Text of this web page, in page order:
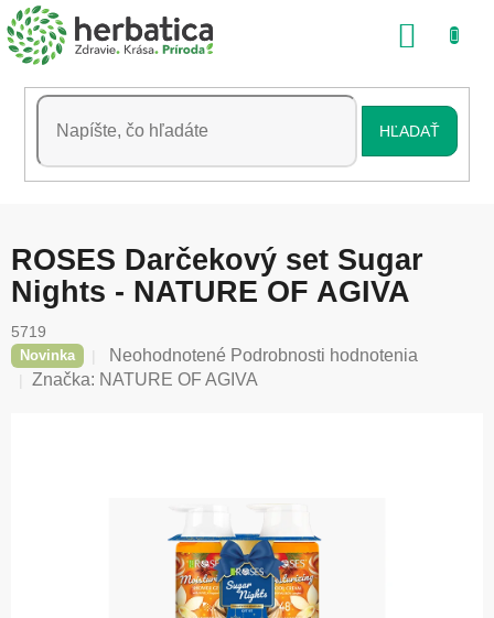
Prejsť
na
obsah
HĽADAŤ
ROSES Darčekový set Sugar
Nights - NATURE OF AGIVA
5719
Novinka
Priemerné
hodnotenie
Neohodnotené Podrobnosti hodnotenia
Značka: NATURE OF AGIVA